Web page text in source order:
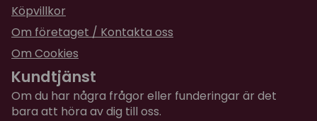
Främjar en fräsch andedräkt genom att
bakterier och osmälta matpartiklar skrapas av
tungan vid slickning.
Slickningen stimulerar salivproduktionen och den
ökade saliveringen hjälper till att rengöra tunga,
tänder och tandkött
Köpvillkor
Om företaget / Kontakta oss
Om Cookies
Kundtjänst
Om du har några frågor eller funderingar är det
bara att höra av dig till oss.